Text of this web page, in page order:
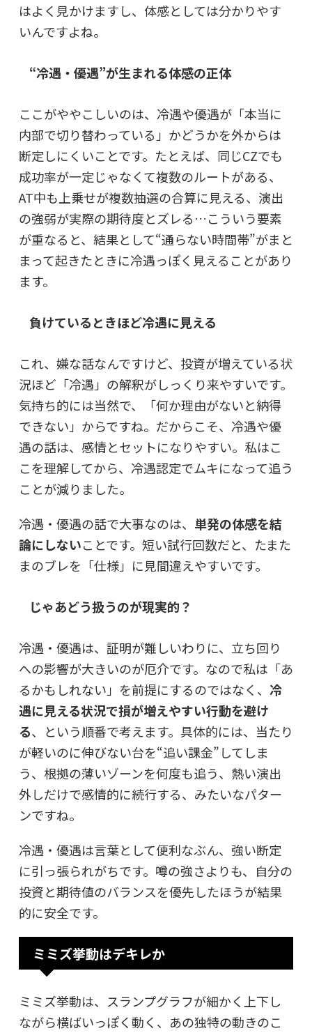
はよく見かけますし、体感としては分かりやす
いんですよね。
“冷遇・優遇”が生まれる体感の正体
ここがややこしいのは、冷遇や優遇が「本当に
内部で切り替わっている」かどうかを外からは
断定しにくいことです。たとえば、同じCZでも
成功率が一定じゃなくて複数のルートがある、
AT中も上乗せが複数抽選の合算に見える、演出
の強弱が実際の期待度とズレる…こういう要素
が重なると、結果として“通らない時間帯”がまと
まって起きたときに冷遇っぽく見えることがあり
ます。
負けているときほど冷遇に見える
これ、嫌な話なんですけど、投資が増えている状
況ほど「冷遇」の解釈がしっくり来やすいです。
気持ち的には当然で、「何か理由がないと納得
できない」からですね。だからこそ、冷遇や優
遇の話は、感情とセットになりやすい。私はこ
こを理解してから、冷遇認定でムキになって追う
ことが減りました。
冷遇・優遇の話で大事なのは、 単発の体感を結
論にしないことです。短い試行回数だと、たまた
まのブレを「仕様」に見間違えやすいです。
じゃあどう扱うのが現実的？
冷遇・優遇は、証明が難しいわりに、立ち回り
への影響が大きいのが厄介です。なので私は「あ
るかもしれない」を前提にするのではなく、 冷
遇に見える状況で損が増えやすい行動を避け
る、という順番で考えます。具体的には、当たり
が軽いのに伸びない台を“追い課金”してしま
う、根拠の薄いゾーンを何度も追う、熱い演出
外しだけで感情的に続行する、みたいなパター
ンですね。
冷遇・優遇は言葉として便利なぶん、強い断定
に引っ張られがちです。噂の強さよりも、
自分の
投資と期待値のバランスを優先したほうが結果
的に安全です。
ミミズ挙動はデキレか
ミミズ挙動は、スランプグラフが細かく上下し
ながら横ばいっぽく動く、あの独特の動きのこ